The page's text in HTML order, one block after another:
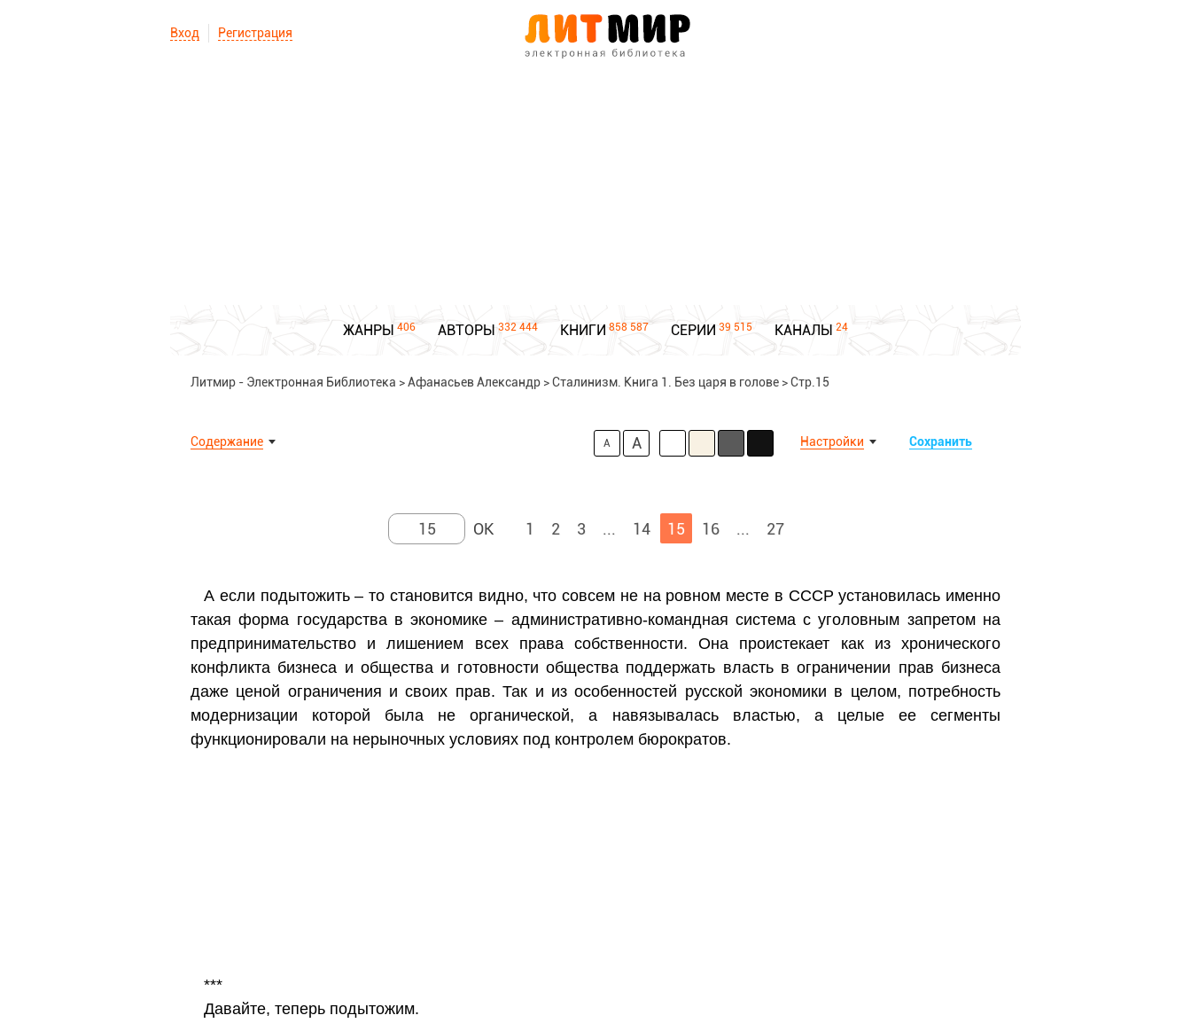
Вход Регистрация
ЖАНРЫ 406 АВТОРЫ 332 444 КНИГИ 858 587 СЕРИИ 39 515 КАНАЛЫ 24
Литмир - Электронная Библиотека >Афанасьев Александр >Сталинизм. Книга 1. Без царя в голове >Стр.15
Содержание Сохранить
Настройки
A A
1 2 3 ... 14 15 16 ... 27
А если подытожить – то становится видно, что совсем не на ровном месте в СССР установилась именно
такая форма государства в экономике – административно-командная система с уголовным запретом на
предпринимательство и лишением всех права собственности. Она проистекает как из хронического
конфликта бизнеса и общества и готовности общества поддержать власть в ограничении прав бизнеса
даже ценой ограничения и своих прав. Так и из особенностей русской экономики в целом, потребность
модернизации которой была не органической, а навязывалась властью, а целые ее сегменты
функционировали на нерыночных условиях под контролем бюрократов.
***
Давайте, теперь подытожим.